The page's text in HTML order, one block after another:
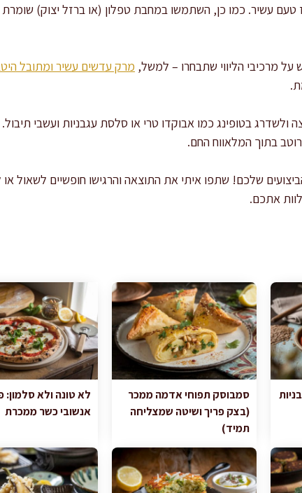
טעם עשיר. כמו כן, השתמשו במחבת טפלון (או ברזל יצוק)
מרכיבי הליווי שתבחרו – למשל, מרק עדשים עשיר ומתובל
ולשדרג בטופינג כמו אבוקדו טרי או סלסת עגבניות ועשבי תיבול.
בתוך המלאווח החם.
שלכם! שתפו איתי את התוצאה והרגישו חופשיים לשאול
אתכם.
סמבוסק תפוחי אדמה ממכר
(בצק פריך ושיטה שמצליחה
תמיד)
לא טונה ולא סלמון:
אנשובי כשר ממכרת